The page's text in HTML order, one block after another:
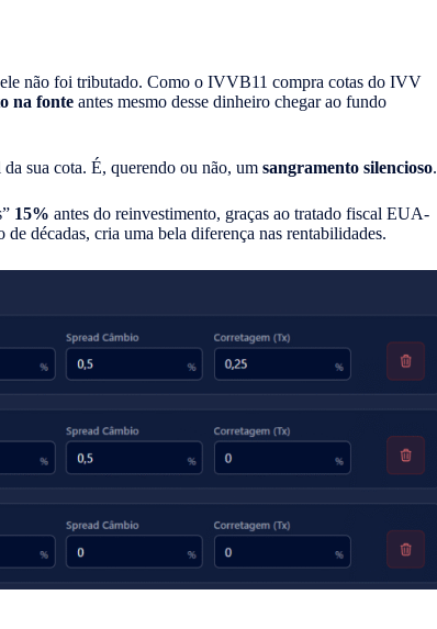
não foi tributado. Como o IVVB11 compra cotas do IVV
na fonte antes mesmo desse dinheiro chegar ao fundo
sua cota. É, querendo ou não, um sangramento silencioso.
15% antes do reinvestimento, graças ao tratado fiscal EUA-
décadas, cria uma bela diferença nas rentabilidades.